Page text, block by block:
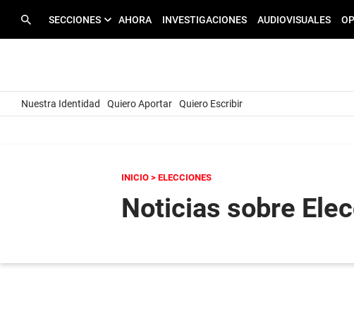
SECCIONES AHORA INVESTIGACIONES AUDIOVISUALES
Nuestra Identidad Quiero Aportar Quiero Escribir
INICIO > ELECCIONES
Noticias sobre